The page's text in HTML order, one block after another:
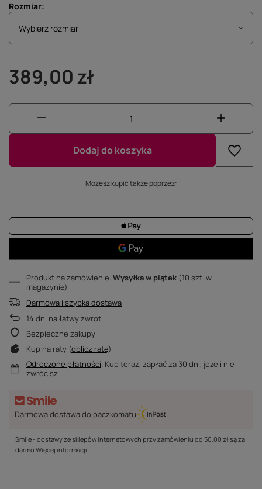
Rozmiar
Wybierz rozmiar
Wybierz rozmiar
389,00 zł
Dodaj do koszyka
Możesz kupić także poprzez:
Produkt na zamówienie Wysyłkaw piątek (10 szt. w
magazynie)
Darmowa i szybka dostawa
14 dni na łatwy zwrot
Bezpieczne zakupy
Kup na raty (oblicz ratę)
Odroczone płatności. Kup teraz, zapłać za 30 dni, jeżeli nie
zwrócisz
Darmowa dostawa do paczkomatu
Smile - dostawy ze sklepów internetowych przy zamówieniu od 50,00 złsą za
darmo Więcej informacji.